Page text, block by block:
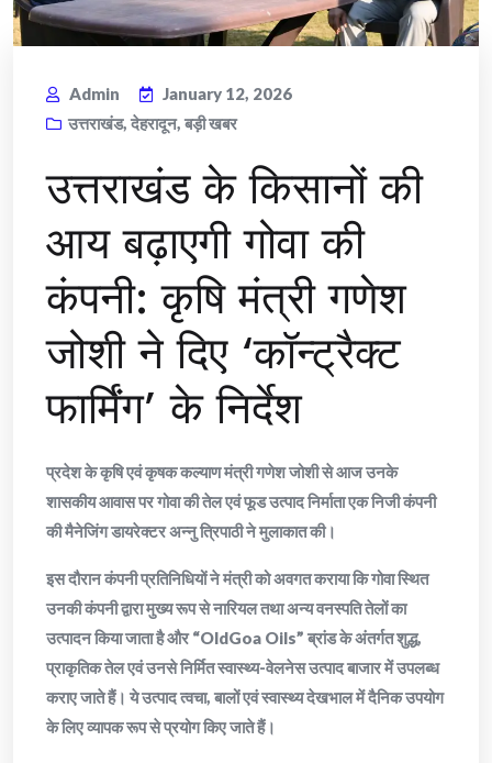
Admin
January 12, 2026
उत्तराखंड, देहरादून, बड़ी खबर
उत्तराखंड के किसानों की
आय बढ़ाएगी गोवा की
कंपनी: कृषि मंत्री गणेश
जोशी ने दिए ‘कॉन्ट्रैक्ट
फार्मिंग’ के निर्देश
प्रदेश के कृषि एवं कृषक कल्याण मंत्री गणेश जोशी से आज उनके
शासकीय आवास पर गोवा की तेल एवं फूड उत्पाद निर्माता एक निजी कंपनी
की मैनेजिंग डायरेक्टर अन्नु त्रिपाठी ने मुलाकात की।
इस दौरान कंपनी प्रतिनिधियों ने मंत्री को अवगत कराया कि गोवा स्थित
उनकी कंपनी द्वारा मुख्य रूप से नारियल तथा अन्य वनस्पति तेलों का
उत्पादन किया जाता है और “OldGoa Oils” ब्रांड के अंतर्गत शुद्ध,
प्राकृतिक तेल एवं उनसे निर्मित स्वास्थ्य-वेलनेस उत्पाद बाजार में उपलब्ध
कराए जाते हैं। ये उत्पाद त्वचा, बालों एवं स्वास्थ्य देखभाल में दैनिक उपयोग
के लिए व्यापक रूप से प्रयोग किए जाते हैं।